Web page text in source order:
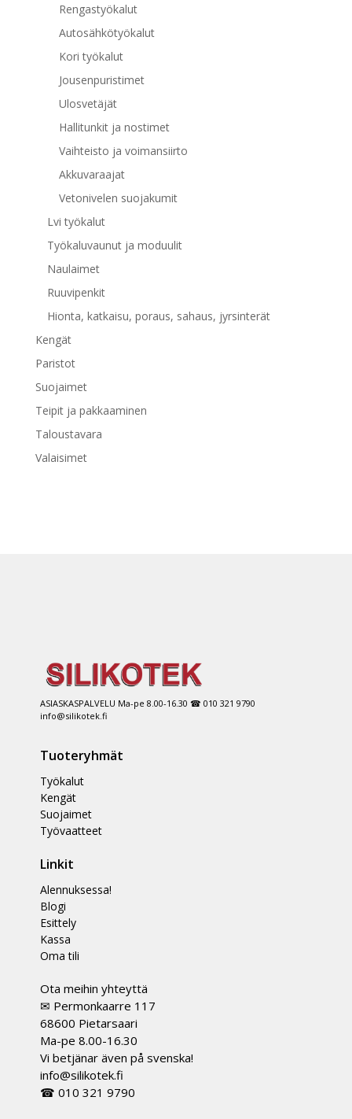
Rengastyökalut
Autosähkötyökalut
Kori työkalut
Jousenpuristimet
Ulosvetäjät
Hallitunkit ja nostimet
Vaihteisto ja voimansiirto
Akkuvaraajat
Vetonivelen suojakumit
Lvi työkalut
Työkaluvaunut ja moduulit
Naulaimet
Ruuvipenkit
Hionta, katkaisu, poraus, sahaus, jyrsinterät
Kengät
Paristot
Suojaimet
Teipit ja pakkaaminen
Taloustavara
Valaisimet
ASIASKASPALVELU Ma-pe 8.00-16.30 ☎ 010 321 9790
info@silikotek.fi
Tuoteryhmät
Työkalut
Kengät
Suojaimet
Työvaatteet
Linkit
Alennuksessa!
Blogi
Esittely
Kassa
Oma tili
Ota meihin yhteyttä
✉ Permonkaarre 117
68600 Pietarsaari
Ma-pe 8.00-16.30
Vi betjänar även på svenska!
info@silikotek.fi
☎ 010 321 9790